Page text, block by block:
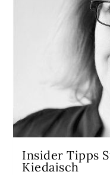
Insider Tipps
Kiedaisch